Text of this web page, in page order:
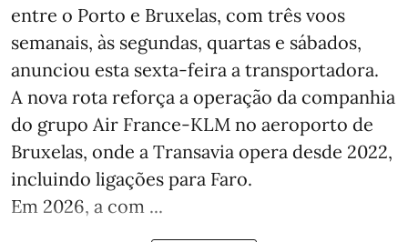
entre o Porto e Bruxelas, com três voos
semanais, às segundas, quartas e sábados,
anunciou esta sexta-feira a transportadora.
A nova rota reforça a operação da companhia
do grupo Air France-KLM no aeroporto de
Bruxelas, onde a Transavia opera desde 2022,
incluindo ligações para Faro.
Em 2026, a com ...